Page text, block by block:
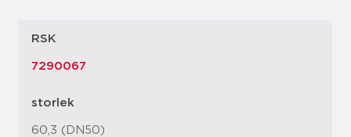
RSK
7290067
storlek
60,3 (DN50)